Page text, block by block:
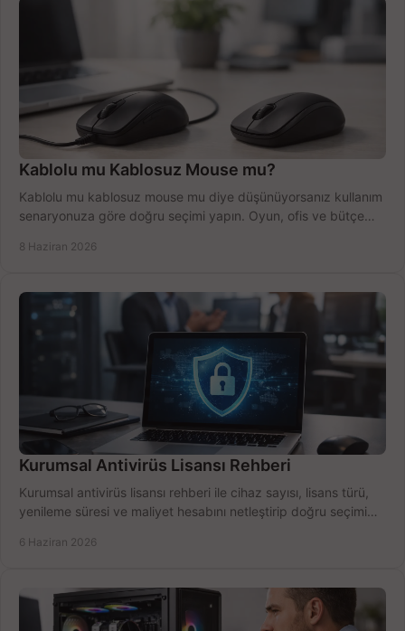
Kablolu mu Kablosuz Mouse mu?
Kablolu mu kablosuz mouse mu diye düşünüyorsanız kullanım
senaryonuza göre doğru seçimi yapın. Oyun, ofis ve bütçe
8 Haziran 2026
Kurumsal Antivirüs Lisansı Rehberi
Kurumsal antivirüs lisansı rehberi ile cihaz sayısı, lisans türü,
yenileme süresi ve maliyet hesabını netleştirip doğru seçimi
6 Haziran 2026